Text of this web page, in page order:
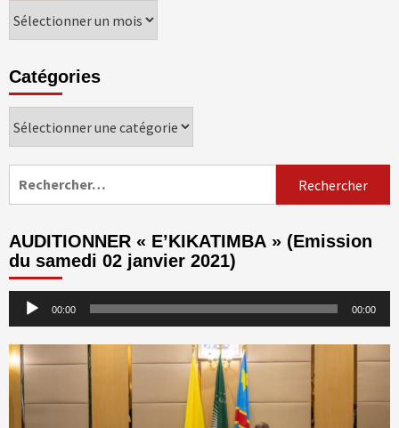
Archives
Catégories
Catégories
AUDITIONNER « E’KIKATIMBA » (Emission
du samedi 02 janvier 2021)
Lecteur
audio
00:00 00:00